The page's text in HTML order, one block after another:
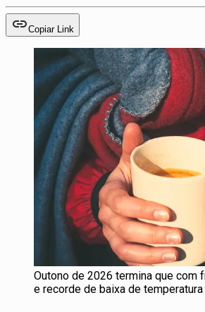
Copiar Link
Outono de 2026 termina que com
e recorde de baixa de temperatura